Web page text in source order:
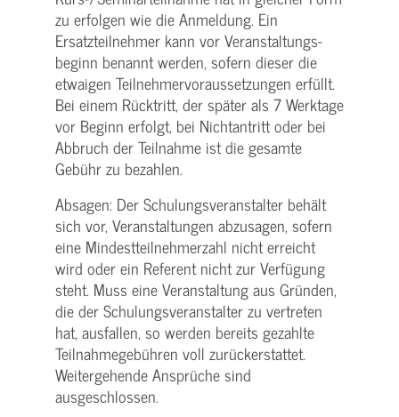
zu erfolgen wie die Anmeldung. Ein
Ersatzteilnehmer kann vor Veranstaltungs­
beginn benannt werden, sofern dieser die
etwaigen Teilnehmer­voraussetzungen erfüllt.
Bei einem Rücktritt, der später als 7 Werktage
vor Beginn erfolgt, bei Nichtantritt oder bei
Abbruch der Teilnahme ist die gesamte
Gebühr zu bezahlen.
Absagen: Der Schulungs­veranstalter behält
sich vor, Veranstaltungen abzusagen, sofern
eine Mindest­teilnehmerzahl nicht erreicht
wird oder ein Referent nicht zur Verfügung
steht. Muss eine Veranstaltung aus Gründen,
die der Schulungs­veranstalter zu vertreten
hat, ausfallen, so werden bereits gezahlte
Teilnahme­gebühren voll zurückerstattet.
Weitergehende Ansprüche sind
ausgeschlossen.